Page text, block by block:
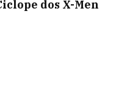
dos X-Men